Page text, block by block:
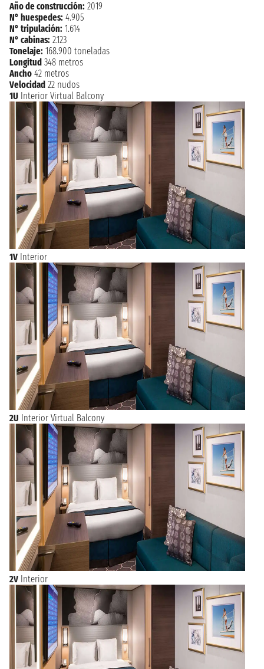
Año de construcción: 2019
N° huespedes: 4.905
N° tripulación: 1.614
N° cabinas: 2.123
Tonelaje: 168.900 toneladas
Longitud 348 metros
Ancho 42 metros
Velocidad 22 nudos
1U Interior Virtual Balcony
1V Interior
2U Interior Virtual Balcony
2V Interior